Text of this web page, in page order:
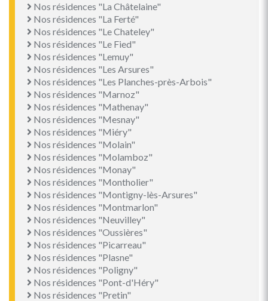
Nos résidences "La Châtelaine"
Nos résidences "La Ferté"
Nos résidences "Le Chateley"
Nos résidences "Le Fied"
Nos résidences "Lemuy"
Nos résidences "Les Arsures"
Nos résidences "Les Planches-près-Arbois"
Nos résidences "Marnoz"
Nos résidences "Mathenay"
Nos résidences "Mesnay"
Nos résidences "Miéry"
Nos résidences "Molain"
Nos résidences "Molamboz"
Nos résidences "Monay"
Nos résidences "Montholier"
Nos résidences "Montigny-lès-Arsures"
Nos résidences "Montmarlon"
Nos résidences "Neuvilley"
Nos résidences "Oussières"
Nos résidences "Picarreau"
Nos résidences "Plasne"
Nos résidences "Poligny"
Nos résidences "Pont-d'Héry"
Nos résidences "Pretin"